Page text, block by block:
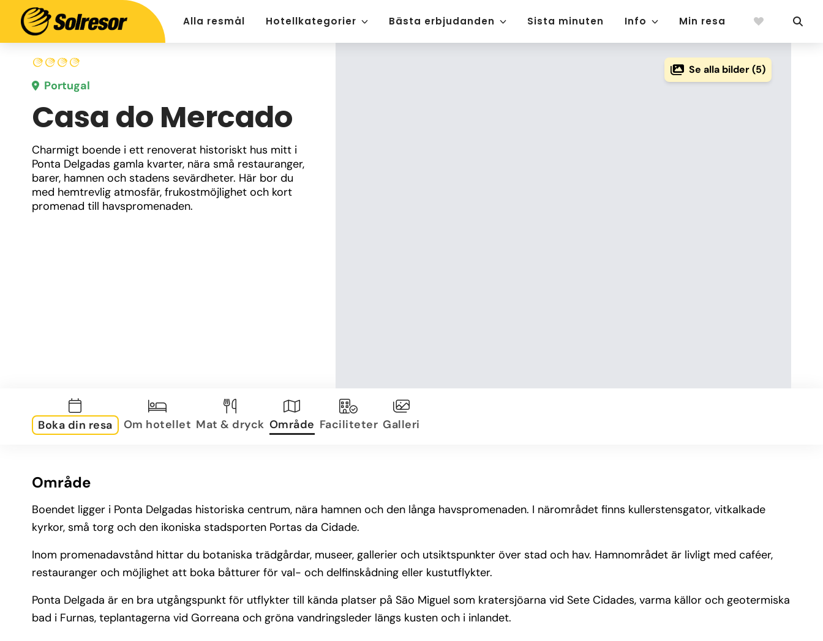
Alla resmål Hotellkategorier Bästa erbjudanden Sista minuten Info Min resa
Portugal
Casa do Mercado
Charmigt boende i ett renoverat historiskt hus mitt i
Ponta Delgadas gamla kvarter, nära små restauranger,
barer, hamnen och stadens sevärdheter. Här bor du
med hemtrevlig atmosfär, frukostmöjlighet och kort
promenad till havspromenaden.
Se alla bilder (5)
Boka din resa Om hotellet Mat & dryck Område Faciliteter Galleri
Område
Boendet ligger i Ponta Delgadas historiska centrum, nära hamnen och den långa havspromenaden. I närområdet finns kullerstensgator, vitkalkade
kyrkor, små torg och den ikoniska stadsporten Portas da Cidade.
Inom promenadavstånd hittar du botaniska trädgårdar, museer, gallerier och utsiktspunkter över stad och hav. Hamnområdet är livligt med caféer,
restauranger och möjlighet att boka båtturer för val- och delfinskådning eller kustutflykter.
Ponta Delgada är en bra utgångspunkt för utflykter till kända platser på São Miguel som kratersjöarna vid Sete Cidades, varma källor och geotermiska
bad i Furnas, teplantagerna vid Gorreana och gröna vandringsleder längs kusten och i inlandet.